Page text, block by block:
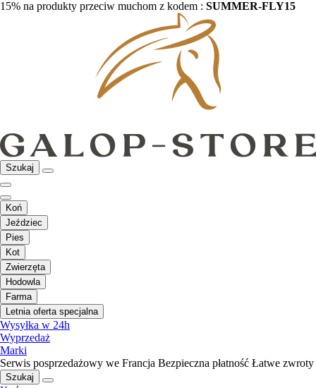
15% na produkty przeciw muchom z kodem : SUMMER-FLY15
Szukaj
Koń
Jeździec
Pies
Kot
Zwierzęta
Hodowla
Farma
Letnia oferta specjalna
Wysyłka w 24h
Wyprzedaż
Marki
Serwis posprzedażowy we Francja Bezpieczna płatność Łatwe zwroty
Szukaj